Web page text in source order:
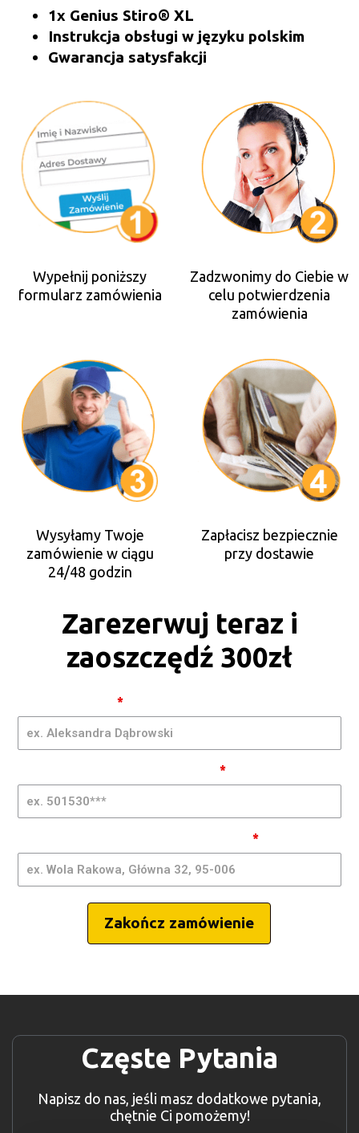
1x Genius Stiro® XL
Instrukcja obsługi w języku polskim
Gwarancja satysfakcji
Wypełnij poniższy
formularz zamówienia
Zadzwonimy do Ciebie w
celu potwierdzenia
zamówienia
Wysyłamy Twoje
zamówienie w ciągu
24/48 godzin
Zapłacisz bezpiecznie
przy dostawie
Zarezerwuj teraz i
zaoszczędź 300zł
Iron [PL]
- GQMIA
| RA
*
*
*
Zakończ zamówienie
Częste Pytania
Napisz do nas, jeśli masz dodatkowe pytania,
chętnie Ci pomożemy!